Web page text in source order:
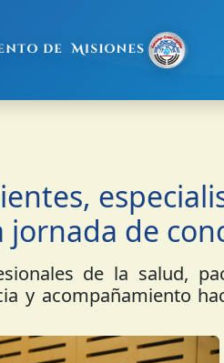
de
de la salud,
y acompañamiento